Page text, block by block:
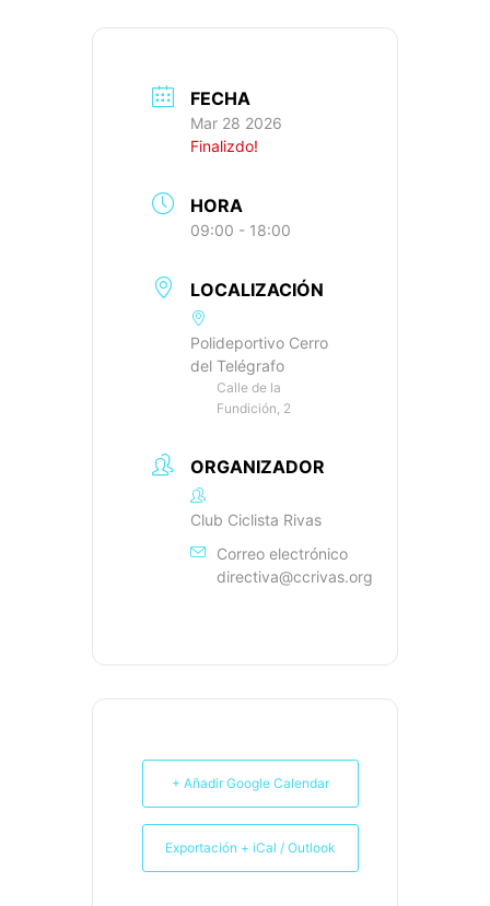
FECHA
Mar 28 2026
Finalizdo!
HORA
09:00 - 18:00
LOCALIZACIÓN
Polideportivo Cerro
del Telégrafo
Calle de la
Fundición, 2
ORGANIZADOR
Club Ciclista Rivas
Correo electrónico
directiva@ccrivas.org
+ Añadir Google Calendar
Exportación + iCal / Outlook